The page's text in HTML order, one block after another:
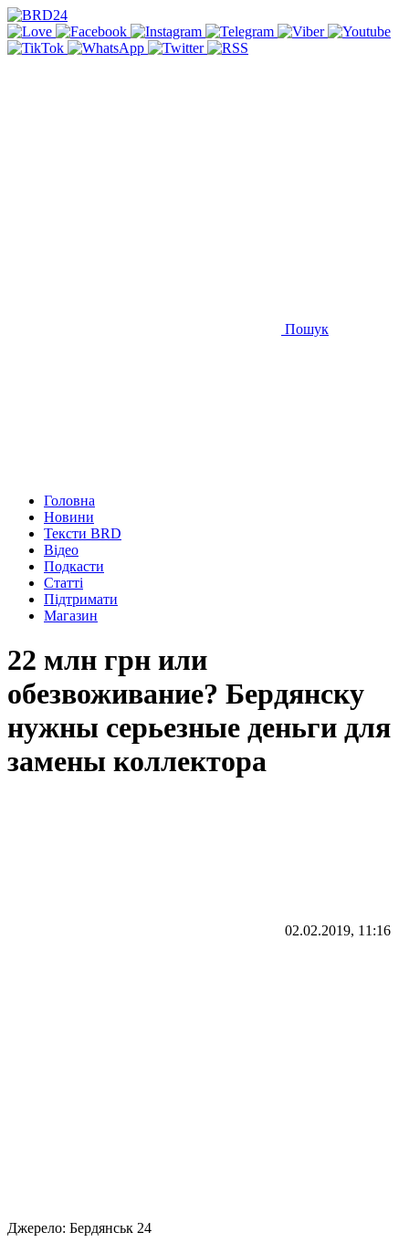
Пошук
Головна
Новини
Тексти BRD
Відео
Подкасти
Статті
Підтримати
Магазин
22 млн грн или
обезвоживание? Бердянску
нужны серьезные деньги для
замены коллектора
02.02.2019, 11:16
Джерело: Бердянськ 24